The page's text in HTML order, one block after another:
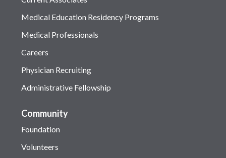
Medical Education Residency Programs
Medical Professionals
Careers
Physician Recruiting
Administrative Fellowship
Community
Foundation
Volunteers